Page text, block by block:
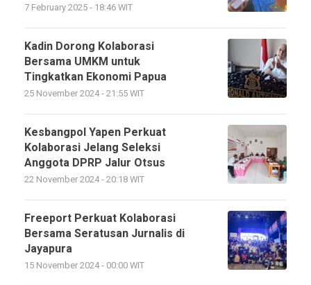
7 February 2025 - 18:46 WIT
Kadin Dorong Kolaborasi
Bersama UMKM untuk
Tingkatkan Ekonomi Papua
25 November 2024 - 21:55 WIT
Kesbangpol Yapen Perkuat
Kolaborasi Jelang Seleksi
Anggota DPRP Jalur Otsus
22 November 2024 - 20:18 WIT
Freeport Perkuat Kolaborasi
Bersama Seratusan Jurnalis di
Jayapura
15 November 2024 - 00:00 WIT